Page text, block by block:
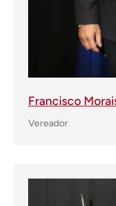
Francisco
Vereador